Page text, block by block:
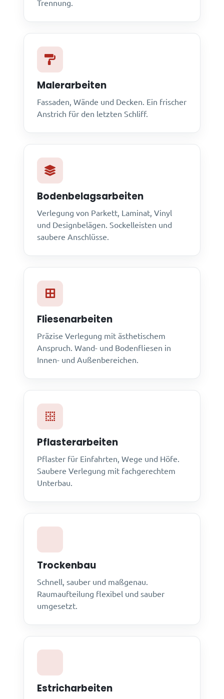
Trennung.
Malerarbeiten
Fassaden, Wände und Decken. Ein frischer
Anstrich für den letzten Schliff.
Bodenbelagsarbeiten
Verlegung von Parkett, Laminat, Vinyl
und Designbelägen. Sockelleisten und
saubere Anschlüsse.
Fliesenarbeiten
Präzise Verlegung mit ästhetischem
Anspruch. Wand- und Bodenfliesen in
Innen- und Außenbereichen.
Pflasterarbeiten
Pflaster für Einfahrten, Wege und Höfe.
Saubere Verlegung mit fachgerechtem
Unterbau.
Trockenbau
Schnell, sauber und maßgenau.
Raumaufteilung flexibel und sauber
umgesetzt.
Estricharbeiten